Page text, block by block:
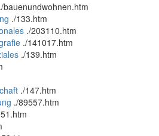
./bauenundwohnen.htm
./133.htm
./203110.htm
./141017.htm
./139.htm
./147.htm
./89557.htm